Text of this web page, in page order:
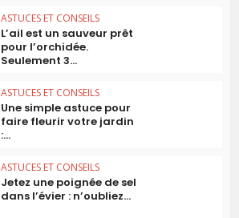
ASTUCES ET CONSEILS
L’ail est un sauveur prêt
pour l’orchidée.
Seulement 3...
ASTUCES ET CONSEILS
Une simple astuce pour
faire fleurir votre jardin
:...
ASTUCES ET CONSEILS
Jetez une poignée de sel
dans l’évier : n’oubliez...